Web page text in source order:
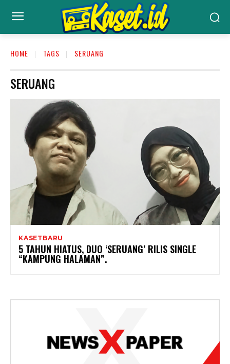
HOME TAGS SERUANG
SERUANG
KASETBARU
5 TAHUN HIATUS, DUO ‘SERUANG’ RILIS SINGLE
“KAMPUNG HALAMAN”.